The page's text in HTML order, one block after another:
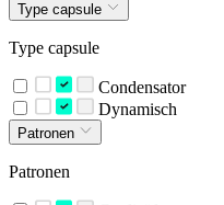
Type capsule
Type capsule
Condensator
Dynamisch
Patronen
Patronen